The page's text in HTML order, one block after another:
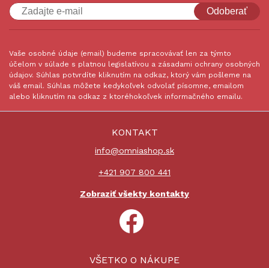
Odoberať
Vaše osobné údaje (email) budeme spracovávať len za týmto
účelom v súlade s platnou legislatívou a zásadami ochrany osobných
údajov. Súhlas potvrdíte kliknutím na odkaz, ktorý vám pošleme na
váš email. Súhlas môžete kedykoľvek odvolať písomne, emailom
alebo kliknutím na odkaz z ktoréhokoľvek informačného emailu.
KONTAKT
info@omniashop.sk
+421 907 800 441
Zobraziť všekty kontakty
VŠETKO O NÁKUPE